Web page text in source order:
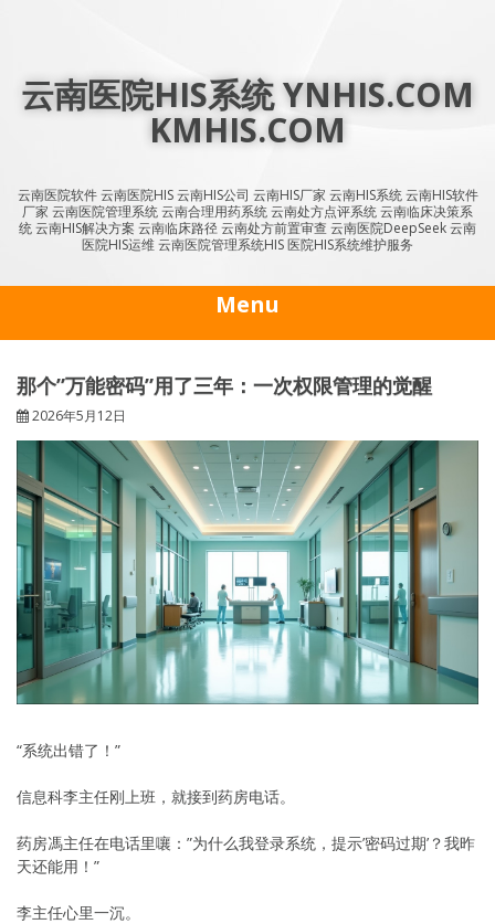
云南医院HIS系统 YNHIS.COM
KMHIS.COM
云南医院软件 云南医院HIS 云南HIS公司 云南HIS厂家 云南HIS系统 云南HIS软件
厂家 云南医院管理系统 云南合理用药系统 云南处方点评系统 云南临床决策系
统 云南HIS解决方案 云南临床路径 云南处方前置审查 云南医院DeepSeek 云南
医院HIS运维 云南医院管理系统HIS 医院HIS系统维护服务
Menu
那个”万能密码”用了三年：一次权限管理的觉醒
2026年5月12日
“系统出错了！”
信息科李主任刚上班，就接到药房电话。
药房馮主任在电话里嚷：”为什么我登录系统，提示’密码过期’？我昨
天还能用！”
李主任心里一沉。